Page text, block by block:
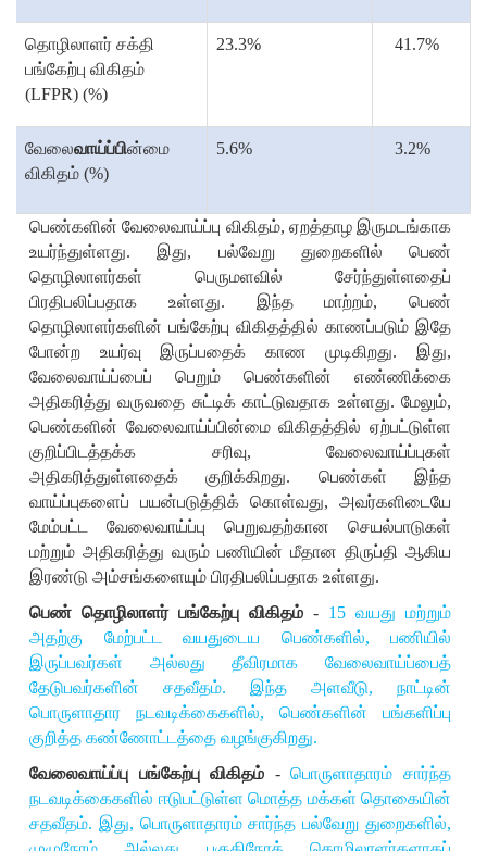
தொழிலாளர் சக்தி
பங்கேற்பு விகிதம்
(LFPR) (%)
23.3% 41.7%
வேலைவாய்ப்பின்மை
விகிதம் (%)
5.6% 3.2%
பெண்களின் வேலைவாய்ப்பு விகிதம், ஏறத்தாழ இருமடங்காக
உயர்ந்துள்ளது. இது, பல்வேறு துறைகளில் பெண்
தொழிலாளர்கள் பெருமளவில் சேர்ந்துள்ளதைப்
பிரதிபலிப்பதாக உள்ளது. இந்த மாற்றம், பெண்
தொழிலாளர்களின் பங்கேற்பு விகிதத்தில் காணப்படும் இதே
போன்ற உயர்வு இருப்பதைக் காண முடிகிறது. இது,
வேலைவாய்ப்பைப் பெறும் பெண்களின் எண்ணிக்கை
அதிகரித்து வருவதை சுட்டிக் காட்டுவதாக உள்ளது. மேலும்,
பெண்களின் வேலைவாய்ப்பின்மை விகிதத்தில் ஏற்பட்டுள்ள
குறிப்பிடத்தக்க சரிவு, வேலைவாய்ப்புகள்
அதிகரித்துள்ளதைக் குறிக்கிறது. பெண்கள் இந்த
வாய்ப்புகளைப் பயன்படுத்திக் கொள்வது, அவர்களிடையே
மேம்பட்ட வேலைவாய்ப்பு பெறுவதற்கான செயல்பாடுகள்
மற்றும் அதிகரித்து வரும் பணியின் மீதான திருப்தி ஆகிய
இரண்டு அம்சங்களையும் பிரதிபலிப்பதாக உள்ளது.
பெண் தொழிலாளர் பங்கேற்பு விகிதம் - 15 வயது மற்றும்
அதற்கு மேற்பட்ட வயதுடைய பெண்களில், பணியில்
இருப்பவர்கள் அல்லது தீவிரமாக வேலைவாய்ப்பைத்
தேடுபவர்களின் சதவீதம். இந்த அளவீடு, நாட்டின்
பொருளாதார நடவடிக்கைகளில், பெண்களின் பங்களிப்பு
குறித்த கண்ணோட்டத்தை வழங்குகிறது.
வேலைவாய்ப்பு பங்கேற்பு விகிதம் -பொருளாதாரம் சார்ந்த
நடவடிக்கைகளில் ஈடுபட்டுள்ள மொத்த மக்கள் தொகையின்
சதவீதம். இது, பொருளாதாரம் சார்ந்த பல்வேறு துறைகளில்,